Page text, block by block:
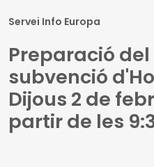
Servei Info Europa
Preparació
subvenció
Dijous 2 de
partir de les